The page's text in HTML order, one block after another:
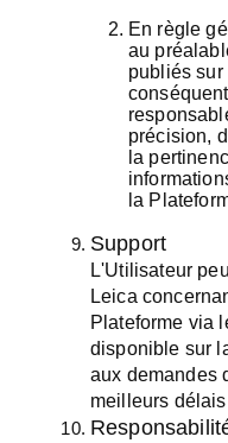
En règle
au
publiés sur
précision,
la
la
Support
L'Utilisateur
Leica
Plateforme via
disponible sur
aux demandes
meilleurs